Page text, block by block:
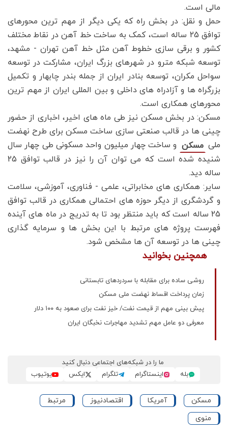
مالی است.
حمل و نقل: در بخش راه که یکی دیگر از مهم ترین محورهای
توافق 25 ساله است، کمک به ساخت خط آهن در نقاط مختلف
کشور و برقی سازی خطوط آهن مثل خط آهن تهران - مشهد،
توسعه شبکه مترو در شهرهای بزرگ ایران، مشارکت در توسعه
سواحل مکران، توسعه بنادر ایران از جمله بندر چابهار و تکمیل
بزرگراه ها و آزادراه های داخلی و بین المللی ایران از مهم ترین
محورهای همکاری است.
مسکن: در بخش مسکن نیز طی ماه های اخیر، اخباری از حضور
چینی ها در قالب صنعتی سازی ساخت مسکن برای طرح نهضت
ملی مسکن و ساخت چهار میلیون واحد مسکونی طی چهار سال
شنیده شده است که می توان آن را نیز در قالب توافق 25
ساله دید.
سایر: همکاری های مخابراتی، علمی - فناوری، آموزشی، سلامت
و گردشگری از دیگر حوزه های احتمالی همکاری در قالب توافق
25 ساله است که باید منتظر بود تا به تدریج در ماه های آینده
فهرست پروژه های مرتبط با این بخش ها و سرمایه گذاری
چینی ها در توسعه آن ها مشخص شود.
همچنین بخوانید
روشی ساده برای مقابله با سردردهای تابستانی
زمان پرداخت اقساط نهضت ملی مسکن
پیش بینی مهم از قیمت نفت/ خیز نفت برای صعود به ۱۰۰ دلار
معرفی دو عامل مهم تشدید مهاجرات نخبگان ایران
ما را در شبکه‌های اجتماعی دنبال کنید
بله
اینستاگرام تلگرام ایکس یوتیوب
مسکن آمریکا اقتصادنیوز
مرتبط
منوی